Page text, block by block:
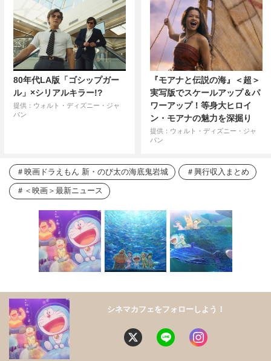
80年代LA版「ゴシップガー
ル」×シリアルキラー!?
提供：ウォルト・ディズニー・ジャ
パン
『モアナと伝説の海』＜超＞
実写版でスケールアップ＆パ
ワーアップ！等身大ヒロイ
ン・モアナの魅力を深掘り
提供：ウォルト・ディズニー・ジャ
パン
映画ドラえもん 新・のび太の海底鬼岩城 興行収入まとめ
＜映画＞最新ニュース
シネマカフェをフォローしよう！